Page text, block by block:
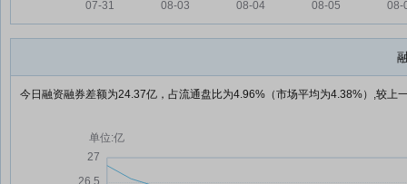
今日融资融券差额为24.37亿，占流通盘比为4.96%（市场平均为4.38%）,较上